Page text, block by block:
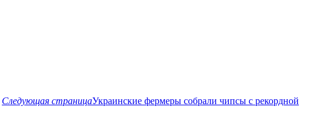
Следующая страницаУкраинские фермеры собрали чипсы с рекордной